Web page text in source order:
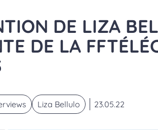
DE LIZA
DE LA
Liza Bellulo 23.05.22